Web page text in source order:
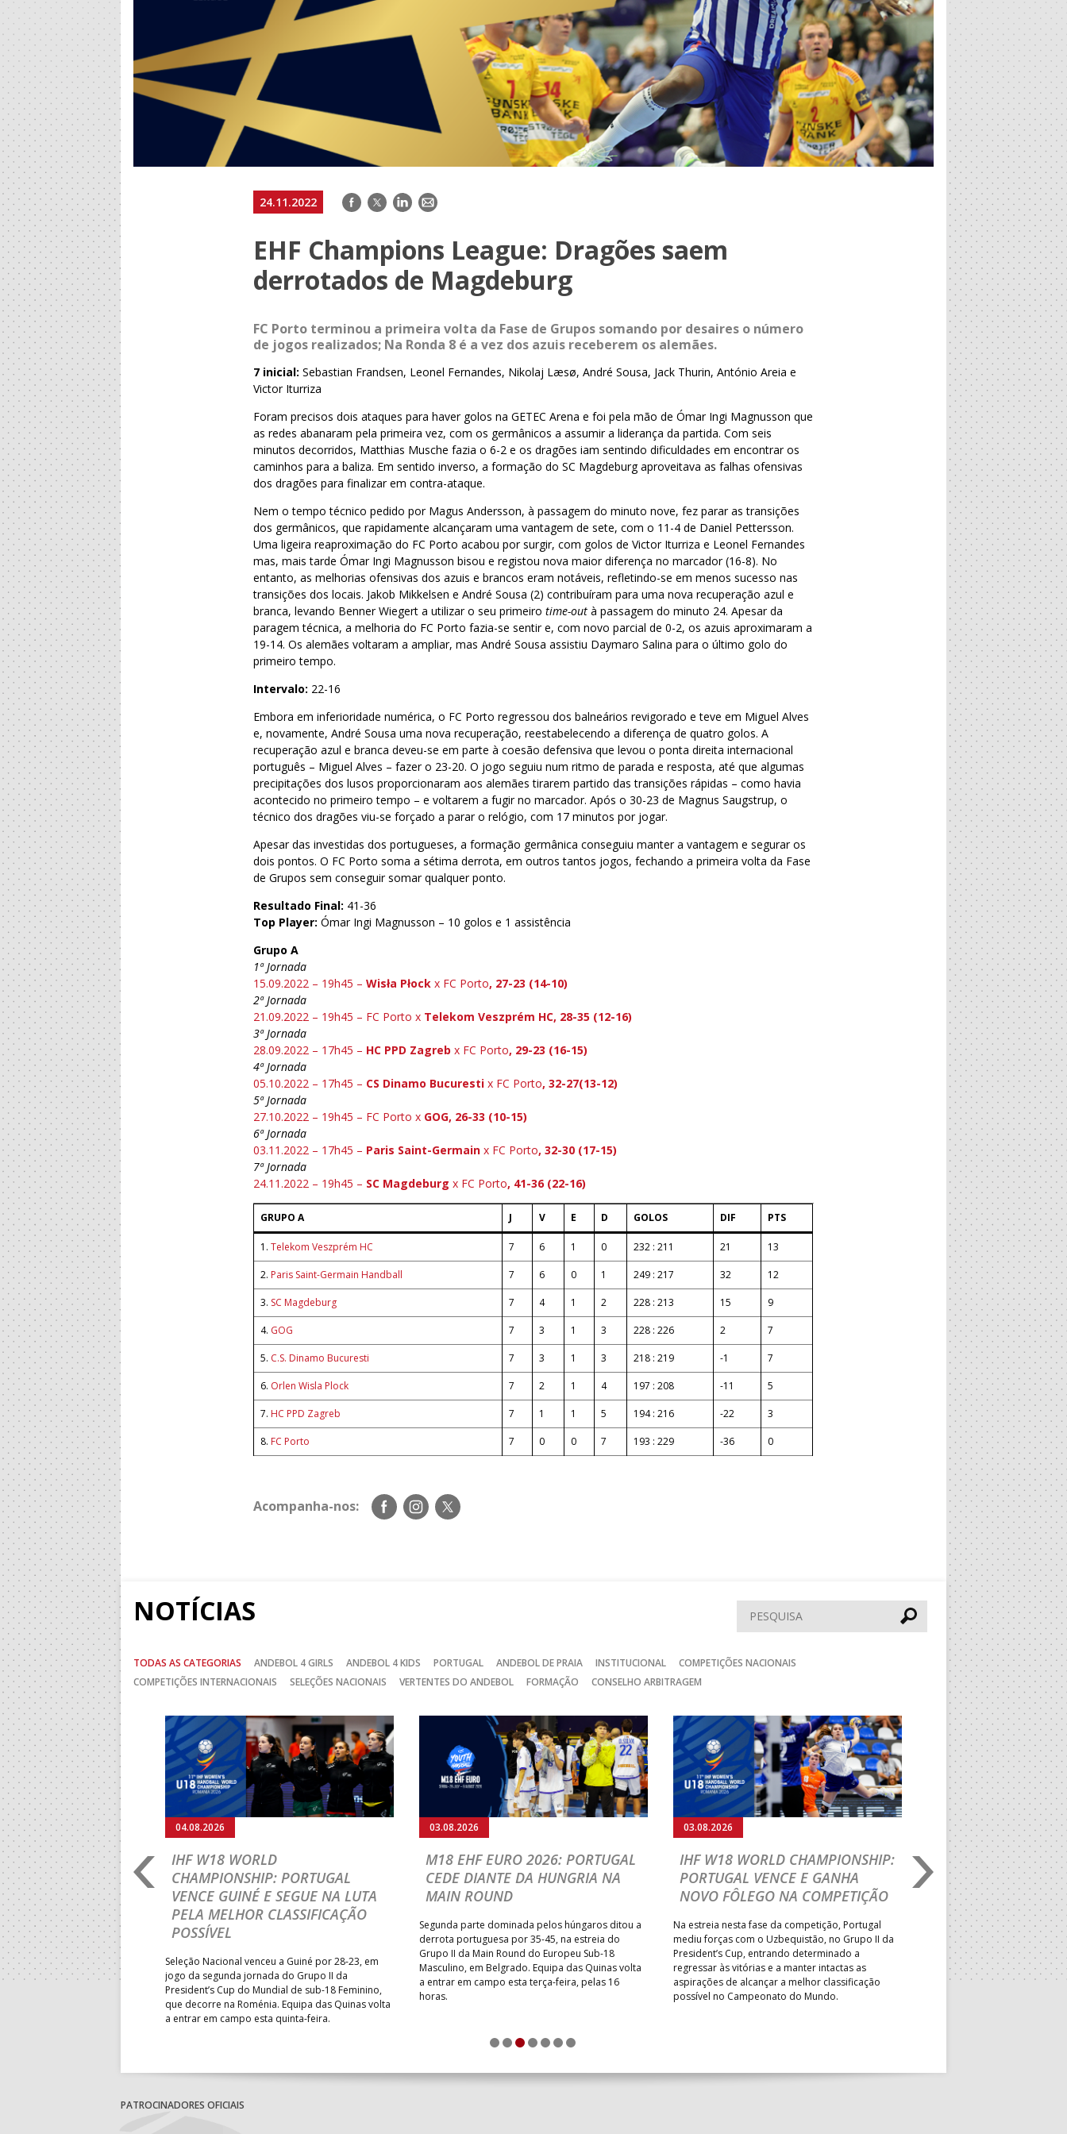
24.11.2022 Facebook
TwitterLinkedIn
E-
EHF Champions League: Dragões saem
derrotados de Magdeburg
FC Porto terminou a primeira volta da Fase de Grupos somando por desaires o número
de jogos realizados; Na Ronda 8 é a vez dos azuis receberem os alemães.
7 inicial: Sebastian Frandsen, Leonel Fernandes, Nikolaj Læsø, André Sousa, Jack Thurin, António Areia e
Victor Iturriza
Foram precisos dois ataques para haver golos na GETEC Arena e foi pela mão de Ómar Ingi Magnusson que
as redes abanaram pela primeira vez, com os germânicos a assumir a liderança da partida. Com seis
minutos decorridos, Matthias Musche fazia o 6-2 e os dragões iam sentindo dificuldades em encontrar os
caminhos para a baliza. Em sentido inverso, a formação do SC Magdeburg aproveitava as falhas ofensivas
dos dragões para finalizar em contra-ataque.
Nem o tempo técnico pedido por Magus Andersson, à passagem do minuto nove, fez parar as transições
dos germânicos, que rapidamente alcançaram uma vantagem de sete, com o 11-4 de Daniel Pettersson.
Uma ligeira reaproximação do FC Porto acabou por surgir, com golos de Victor Iturriza e Leonel Fernandes
mas, mais tarde Ómar Ingi Magnusson bisou e registou nova maior diferença no marcador (16-8). No
entanto, as melhorias ofensivas dos azuis e brancos eram notáveis, refletindo-se em menos sucesso nas
transições dos locais. Jakob Mikkelsen e André Sousa (2) contribuíram para uma nova recuperação azul e
branca, levando Benner Wiegert a utilizar o seu primeirotime-out à passagem do minuto 24. Apesar da
paragem técnica, a melhoria do FC Porto fazia-se sentir e, com novo parcial de 0-2, os azuis aproximaram a
19-14. Os alemães voltaram a ampliar, mas André Sousa assistiu Daymaro Salina para o último golo do
primeiro tempo.
Intervalo: 22-16
Embora em inferioridade numérica, o FC Porto regressou dos balneários revigorado e teve em Miguel Alves
e, novamente, André Sousa uma nova recuperação, reestabelecendo a diferença de quatro golos. A
recuperação azul e branca deveu-se em parte à coesão defensiva que levou o ponta direita internacional
português – Miguel Alves – fazer o 23-20. O jogo seguiu num ritmo de parada e resposta, até que algumas
precipitações dos lusos proporcionaram aos alemães tirarem partido das transições rápidas – como havia
acontecido no primeiro tempo – e voltarem a fugir no marcador. Após o 30-23 de Magnus Saugstrup, o
técnico dos dragões viu-se forçado a parar o relógio, com 17 minutos por jogar.
Apesar das investidas dos portugueses, a formação germânica conseguiu manter a vantagem e segurar os
dois pontos. O FC Porto soma a sétima derrota, em outros tantos jogos, fechando a primeira volta da Fase
de Grupos sem conseguir somar qualquer ponto.
Resultado Final: 41-36
Top Player:Ómar Ingi Magnusson – 10 golos e 1 assistência
Grupo A
1ª Jornada
15.09.2022 – 19h45 –Wisła Płock x FC Porto, 27-23 (14-10)
2ª Jornada
21.09.2022 – 19h45 – FC Porto x Telekom Veszprém HC, 28-35 (12-16)
3ª Jornada
28.09.2022 – 17h45 – HC PPD Zagreb x FC Porto, 29-23 (16-15)
4ª Jornada
05.10.2022 – 17h45 – CS Dinamo Bucurestix FC Porto, 32-27(13-12)
5ª Jornada
27.10.2022 – 19h45 – FC Porto x GOG, 26-33 (10-15)
6ª Jornada
03.11.2022 – 17h45 – Paris Saint-Germain x FC Porto, 32-30 (17-15)
7ª Jornada
24.11.2022 – 19h45 – SC Magdeburg x FC Porto, 41-36 (22-16)
GRUPO A J V E D GOLOS DIF PTS
1.Telekom Veszprém HC 7 6 1 0 232 : 211 21 13
2. Paris Saint-Germain Handball 7 6 0 1 249 : 217 32 12
3. SC Magdeburg 7 4 1 2 228 : 213 15 9
4. GOG 7 3 1 3 228 : 226 2 7
5. C.S. Dinamo Bucuresti 7 3 1 3 218 : 219 -1 7
6. Orlen Wisla Plock 7 2 1 4 197 : 208 -11 5
7. HC PPD Zagreb 7 1 1 5 194 : 216 -22 3
8. FC Porto 7 0 0 7 193 : 229 -36 0
Acompanha-nos:
Siga-
nos
Siga-
nos
Siga-
nos
NOTÍCIAS Pesquisar
TODAS AS CATEGORIAS ANDEBOL 4 GIRLS ANDEBOL 4 KIDS PORTUGAL ANDEBOL DE PRAIA INSTITUCIONAL
COMPETIÇÕES NACIONAIS
COMPETIÇÕES INTERNACIONAIS
SELEÇÕES NACIONAIS VERTENTES DO ANDEBOL FORMAÇÃO CONSELHO ARBITRAGEM
2026: PORTUGAL
COM UMA
terça-feira a participação
EHF EURO 2026 com uma
por 41-29.
04.08.2026
IHF W18 WORLD
CHAMPIONSHIP: PORTUGAL
VENCE GUINÉ E SEGUE NA LUTA
PELA MELHOR CLASSIFICAÇÃO
POSSÍVEL
Seleção Nacional venceu a Guiné por 28-23, em
jogo da segunda jornada do Grupo II da
President’s Cup do Mundial de sub-18 Feminino,
que decorre na Roménia. Equipa das Quinas volta
a entrar em campo esta quinta-feira.
03.08.2026
M18 EHF EURO 2026: PORTUGAL
CEDE DIANTE DA HUNGRIA NA
MAIN ROUND
Segunda parte dominada pelos húngaros ditou a
derrota portuguesa por 35-45, na estreia do
Grupo II da Main Round do Europeu Sub-18
Masculino, em Belgrado. Equipa das Quinas volta
a entrar em campo esta terça-feira, pelas 16
horas.
03.08.2026
IHF W18 WORLD CHAMPIONSHIP:
PORTUGAL VENCE E GANHA
NOVO FÔLEGO NA COMPETIÇÃO
Na estreia nesta fase da competição, Portugal
mediu forças com o Uzbequistão, no Grupo II da
President’s Cup, entrando determinado a
regressar às vitórias e a manter intactas as
aspirações de alcançar a melhor classificação
possível no Campeonato do Mundo.
02.08.2026
FASE FINAL DE
PRAIA: EFE – OS
EM DOSE DUPLA E
EQUIPAS
PBHT 2027
Formação de Espinho
nacionais de sub-16 e sub-18
Anterior Seguinte
1 2 3 4 5 6 7
PATROCINADORES OFICIAIS